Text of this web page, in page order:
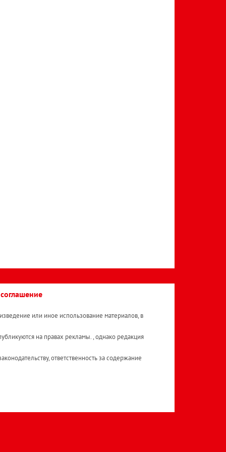
или иное использование материалов, в
на правах рекламы. , однако редакция
ответственность за содержание